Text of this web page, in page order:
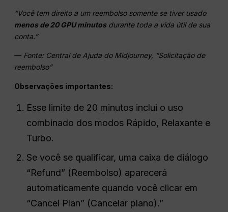
“Você tem direito a um reembolso somente se tiver usado
menos de 20 GPUminutosdurante toda a vida útil de sua
conta.”
— Fonte: Central de Ajuda do Midjourney, “Solicitação de
reembolso”
Observações importantes:
Esse limite de 20 minutos inclui o uso
combinado dos modos Rápido, Relaxante e
Turbo.
Se você se qualificar, uma caixa de diálogo
“Refund” (Reembolso) aparecerá
automaticamente quando você clicar em
“Cancel Plan” (Cancelar plano).”